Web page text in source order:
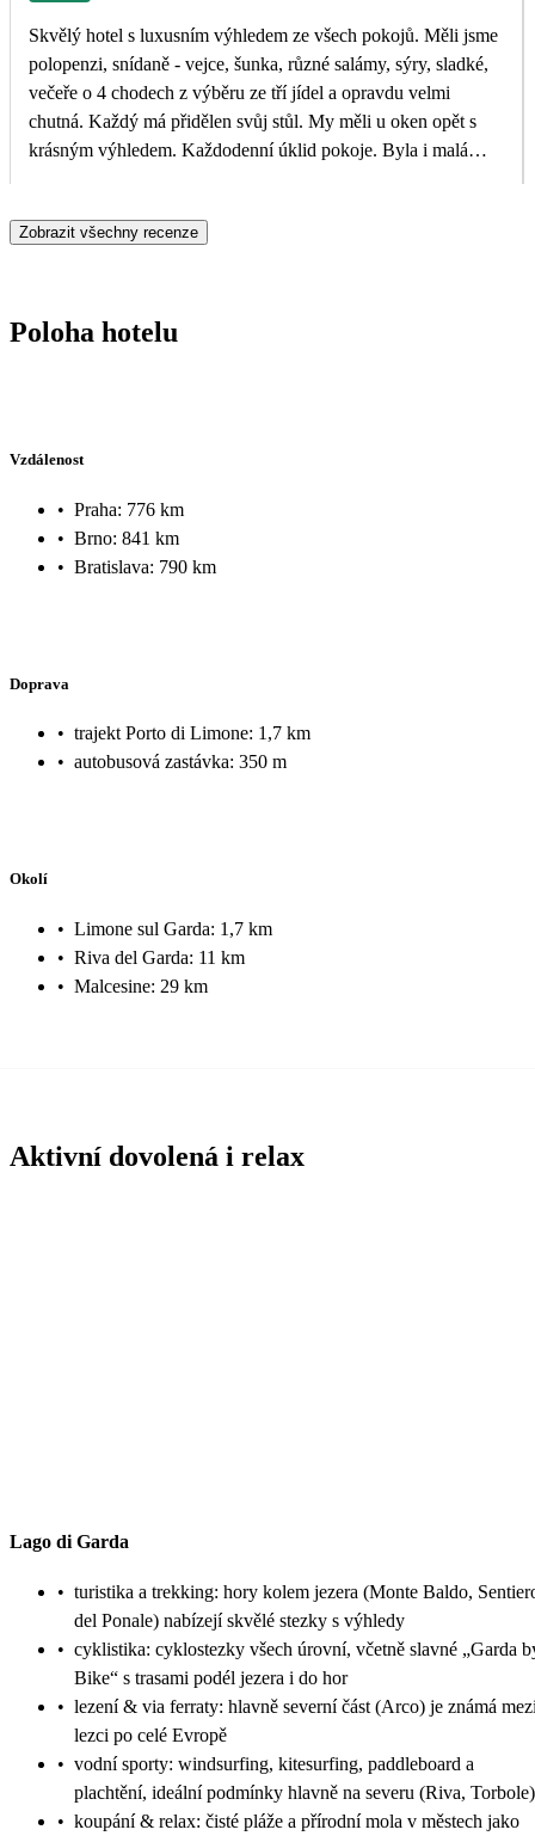
Skvělý hotel s luxusním výhledem ze všech pokojů. Měli jsme
polopenzi, snídaně - vejce, šunka, různé salámy, sýry, sladké,
večeře o 4 chodech z výběru ze tří jídel a opravdu velmi
chutná. Každý má přidělen svůj stůl. My měli u oken opět s
krásným výhledem. Každodenní úklid pokoje. Byla i malá
Zobrazit všechny recenze
Poloha hotelu
Vzdálenost
• Praha: 776 km
• Brno: 841 km
• Bratislava: 790 km
Doprava
• trajekt Porto di Limone: 1,7 km
• autobusová zastávka: 350 m
Okolí
• Limone sul Garda: 1,7 km
• Riva del Garda: 11 km
• Malcesine: 29 km
Aktivní dovolená i relax
Lago di Garda
• turistika a trekking: hory kolem jezera (Monte Baldo,
del Ponale) nabízejí skvělé stezky s výhledy
• cyklistika: cyklostezky všech úrovní, včetně slavné „Garda
Bike“ s trasami podél jezera i do hor
• lezení & via ferraty: hlavně severní část (Arco) je známá
lezci po celé Evropě
• vodní sporty: windsurfing, kitesurfing, paddleboard a
plachtění, ideální podmínky hlavně na severu (Riva, Torbole)
• koupání & relax: čisté pláže a přírodní mola v městech jako